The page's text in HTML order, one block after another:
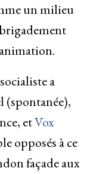
un milieu
a
(spontanée),
etVox
opposés à ce
façade aux